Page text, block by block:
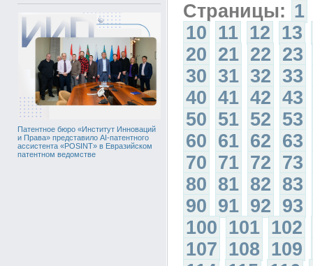
Патентное бюро «Институт Инноваций
и Права» представило AI-патентного
ассистента «POSINT» в Евразийском
патентном ведомстве
Страницы: 1
10 11 12 13
20 21 22 23
30 31 32 33
40 41 42 43
50 51 52 53
60 61 62 63
70 71 72 73
80 81 82 83
90 91 92 93
100 101 102
107 108 109